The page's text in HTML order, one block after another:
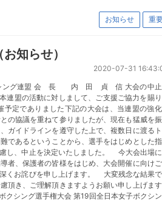
お知らせ
重
知らせ）
2020-07-31
シング連盟 会 長 内 田 貞 信 大会の中
盟の活動に対しまして、ご支援ご協力を賜
定でありました下記の大会は、当連盟の強
の協議を重ねて参りましたが、現在も猛威を
ガイドラインを遵守した上で、複数日に渡る
であるということから、選手をはじめとした
し、中止を決定いたしました。 今大会出場
者、保護者の皆様をはじめ、大会開催に向け
くお詫びを申し上げます。 大変残念な結果
頂き、ご理解頂きますようお願い申し上げま
シング選手権大会 第19回全日本女子ボクシ